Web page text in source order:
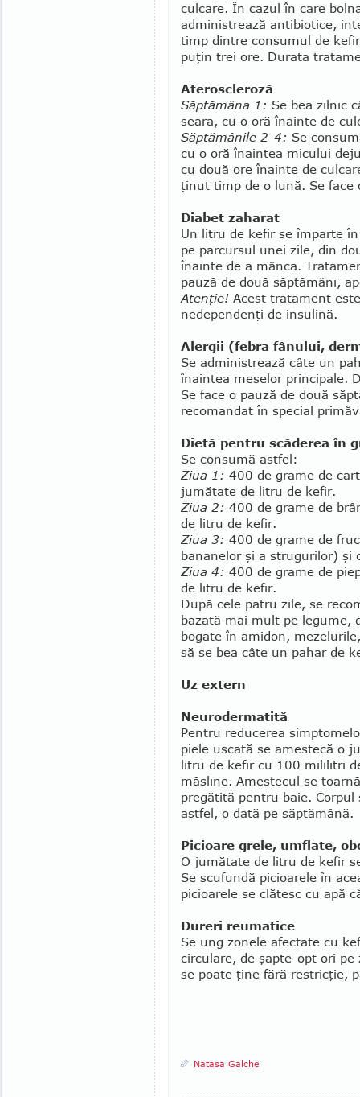
culcare. În cazul în care
administrează antibiotice,
timp dintre consumul de
puţin trei ore. Durata
Ateroscleroză
Săptămâna 1: Se bea zilnic
seara, cu o oră înainte de
Săptămânile 2-4: Se
cu o oră înaintea micului
cu două ore înainte de
ţinut timp de o lună. Se face
Diabet zaharat
Un litru de kefir se împarte
pe par­cursul unei zile, din
înainte de a mânca.
pauză de două săptămâni,
Atenţie! Acest tratament
nedependenţi de insulină.
Alergii (febra fânului,
Se administrează câte un
înaintea meselor prin­cipale.
Se face o pauză de două
reco­mandat în special
Dietă pentru scăderea în
Se consumă astfel:
Ziua 1: 400 de grame de
jumătate de litru de kefir.
Ziua 2: 400 de grame de
de litru de kefir.
Ziua 3: 400 de grame de
bananelor şi a strugurilor)
Ziua 4: 400 de grame de
de litru de kefir.
După cele patru zile, se
bazată mai mult pe legume,
bogate în amidon,
să se bea câte un pahar de
Uz extern
Neurodermatită
Pentru reducerea
piele us­cată se amestecă o
litru de kefir cu 100 mililitri
măsline. Amestecul se
pregătită pentru baie. Corpul
astfel, o dată pe săptămână.
Picioare grele, umflate,
O jumătate de litru de kefir
Se scufundă picioarele în
picioarele se clătesc cu apă
Dureri reumatice
Se ung zonele afectate cu
circulare, de şapte-opt ori
se poate ţine fără restricţie,
Natasa Galche